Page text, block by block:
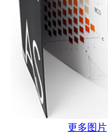
更多图片